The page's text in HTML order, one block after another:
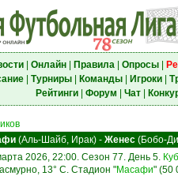
| Онлайн| Правила| Опросы|
| Турниры| Команды| Игроки|
Рейтинги| Форум Чат|
(Аль-Шайб, Ирак) - Женес (Бобо-
2026, 22:00. Сезон 77. День 5.
13° C. Стадион "Масафи" (50